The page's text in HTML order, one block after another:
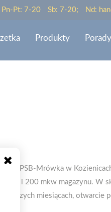
Pn-Pt: 7-20 Sb: 7-20; Nd:
Produkty Porady
PSB-Mrówka w
i 200 mkw magazynu. W
miesiącach, otwarcie